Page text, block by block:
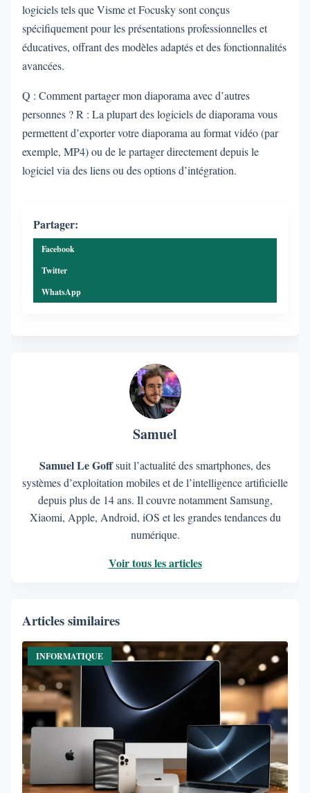
logiciels tels que Visme et Focusky sont conçus
spécifiquement pour les présentations professionnelles et
éducatives, offrant des modèles adaptés et des fonctionnalités
avancées.
Q : Comment partager mon diaporama avec d’autres
personnes ? R : La plupart des logiciels de diaporama vous
permettent d’exporter votre diaporama au format vidéo (par
exemple, MP4) ou de le partager directement depuis le
logiciel via des liens ou des options d’intégration.
Partager:
Facebook
Twitter
WhatsApp
Samuel
Samuel Le Goffsuit l’actualité des smartphones, des
systèmes d’exploitation mobiles et de l’intelligence artificielle
depuis plus de 14 ans. Il couvre notamment Samsung,
Xiaomi, Apple, Android, iOS et les grandes tendances du
numérique.
Voir tous les articles
Articles similaires
INFORMATIQUE